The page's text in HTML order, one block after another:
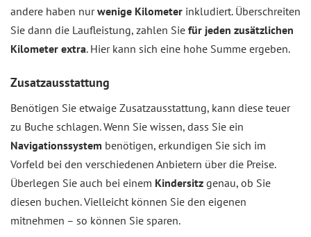
andere haben nurwenige Kilometer inkludiert. Überschreiten
Sie dann die Laufleistung, zahlen Sie für jeden zusätzlichen
Kilometer extra. Hier kann sich eine hohe Summe ergeben.
Zusatzausstattung
Benötigen Sie etwaige Zusatzausstattung, kann diese teuer
zu Buche schlagen. Wenn Sie wissen, dass Sie ein
Navigationssystem benötigen, erkundigen Sie sich im
Vorfeld bei den verschiedenen Anbietern über die Preise.
Überlegen Sie auch bei einem Kindersitz genau, ob Sie
diesen buchen. Vielleicht können Sie den eigenen
mitnehmen – so können Sie sparen.